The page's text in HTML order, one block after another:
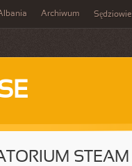
Archiwum Sędziowie
STEAM